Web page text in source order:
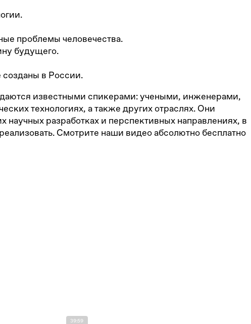
проблемы человечества.
будущего.
созданы в России.
известными спикерами: учеными, инженерами,
технологиях, а также других отраслях. Они
научных разработках и перспективных направлениях, в
Смотрите наши видео абсолютно бесплатно
39:59